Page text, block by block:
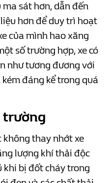
sát hơn, dẫn đến
hơn để duy trì hoạt
của mình hao xăng
số trường hợp, xe có
như tương đương với
đáng kể trong quá
trường
không thay nhớt xe
lượng khí thải độc
khi bị đốt cháy trong